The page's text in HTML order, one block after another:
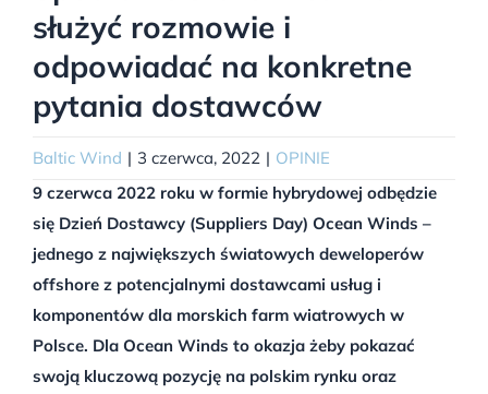
służyć rozmowie i
odpowiadać na konkretne
pytania dostawców
Baltic Wind | 3 czerwca, 2022 | OPINIE
9 czerwca 2022 roku w formie hybrydowej odbędzie
się Dzień Dostawcy (Suppliers Day) Ocean Winds –
jednego z największych światowych deweloperów
offshore z potencjalnymi dostawcami usług i
komponentów dla morskich farm wiatrowych w
Polsce. Dla Ocean Winds to okazja żeby pokazać
swoją kluczową pozycję na polskim rynku oraz